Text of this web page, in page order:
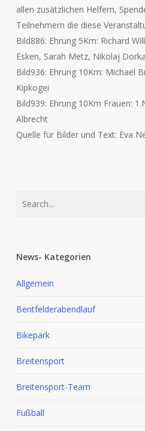
allen zusätzlichen Helfern,
Teilnehmern die diese
Bild886: Ehrung 5Km: Richard
Esken, Sarah Metz, Nikolaj Dorka
Bild936: Ehrung 10Km: Michael
Kipkogei
Bild939: Ehrung 10Km Frauen:
Albrecht
Quelle für Bilder und Text: Eva
News- Kategorien
Allgemein
Bentfelderabendlauf
Bikepark
Breitensport
Breitensport-Team
Fußball